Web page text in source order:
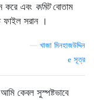
করে এবং কমিটবোতাম
সরান ।
খাজা মিনহাজউদ্দিন
সূত্র
কেবল সুস্পষ্টভাবে